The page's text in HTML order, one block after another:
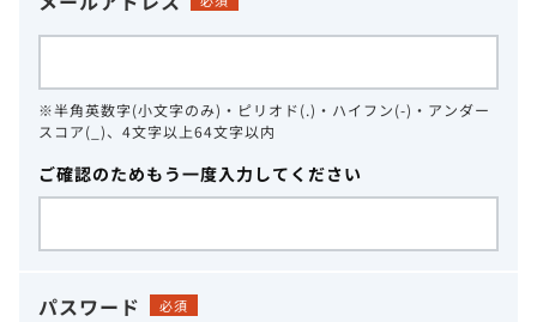
※半角英数字(小文字のみ)・ピリオド(.)・ハイフン(-)・アンダー
スコア(_)、4文字以上64文字以内
ご確認のためもう一度入力してください
パスワード 必須